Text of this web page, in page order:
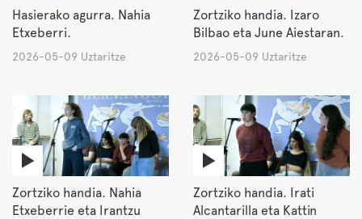
Hasierako agurra. Nahia
Etxeberri.
2026-05-09 Uztaritze
Zortziko handia. Izaro
Bilbao eta June Aiestaran.
2026-05-09 Uztaritze
Zortziko handia. Nahia
Etxeberrie eta Irantzu
Zortziko handia. Irati
Alcantarilla eta Kattin